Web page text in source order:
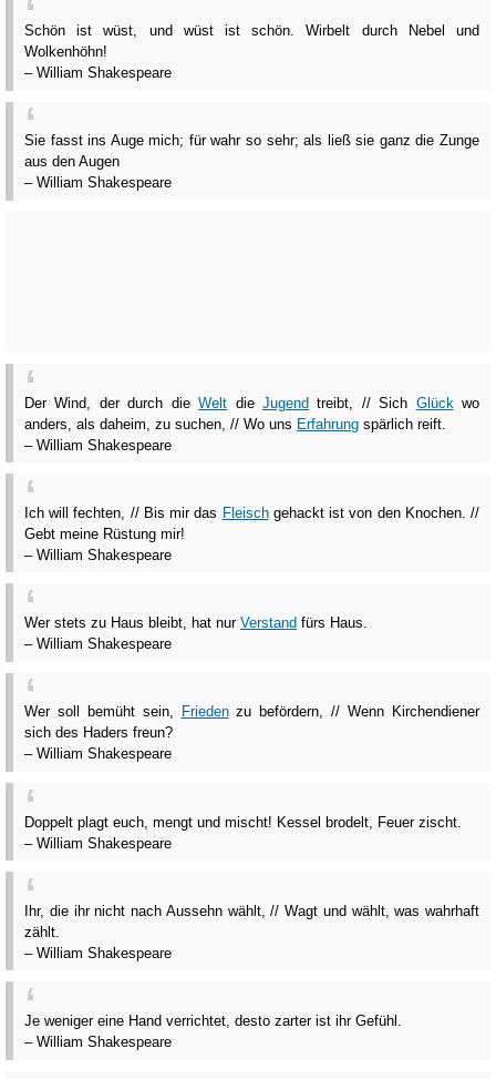
Schön ist wüst, und wüst ist schön. Wirbelt durch Nebel und
Wolkenhöhn!
– William Shakespeare
Sie fasst ins Auge mich; für wahr so sehr; als ließ sie ganz die Zunge
aus den Augen
– William Shakespeare
Der Wind, der durch dieWelt die Jugendtreibt, // Sich Glück wo
anders, als daheim, zu suchen, // Wo uns Erfahrung spärlich reift.
– William Shakespeare
Ich will fechten, // Bis mir das Fleischgehackt ist von den Knochen. //
Gebt meine Rüstung mir!
– William Shakespeare
Wer stets zu Haus bleibt, hat nur Verstand fürs Haus.
– William Shakespeare
Wer soll bemüht sein, Friedenzu befördern, // Wenn Kirchendiener
sich des Haders freun?
– William Shakespeare
Doppelt plagt euch, mengt und mischt! Kessel brodelt, Feuer zischt.
– William Shakespeare
Ihr, die ihr nicht nach Aussehn wählt, // Wagt und wählt, was wahrhaft
zählt.
– William Shakespeare
Je weniger eine Hand verrichtet, desto zarter ist ihr Gefühl.
– William Shakespeare